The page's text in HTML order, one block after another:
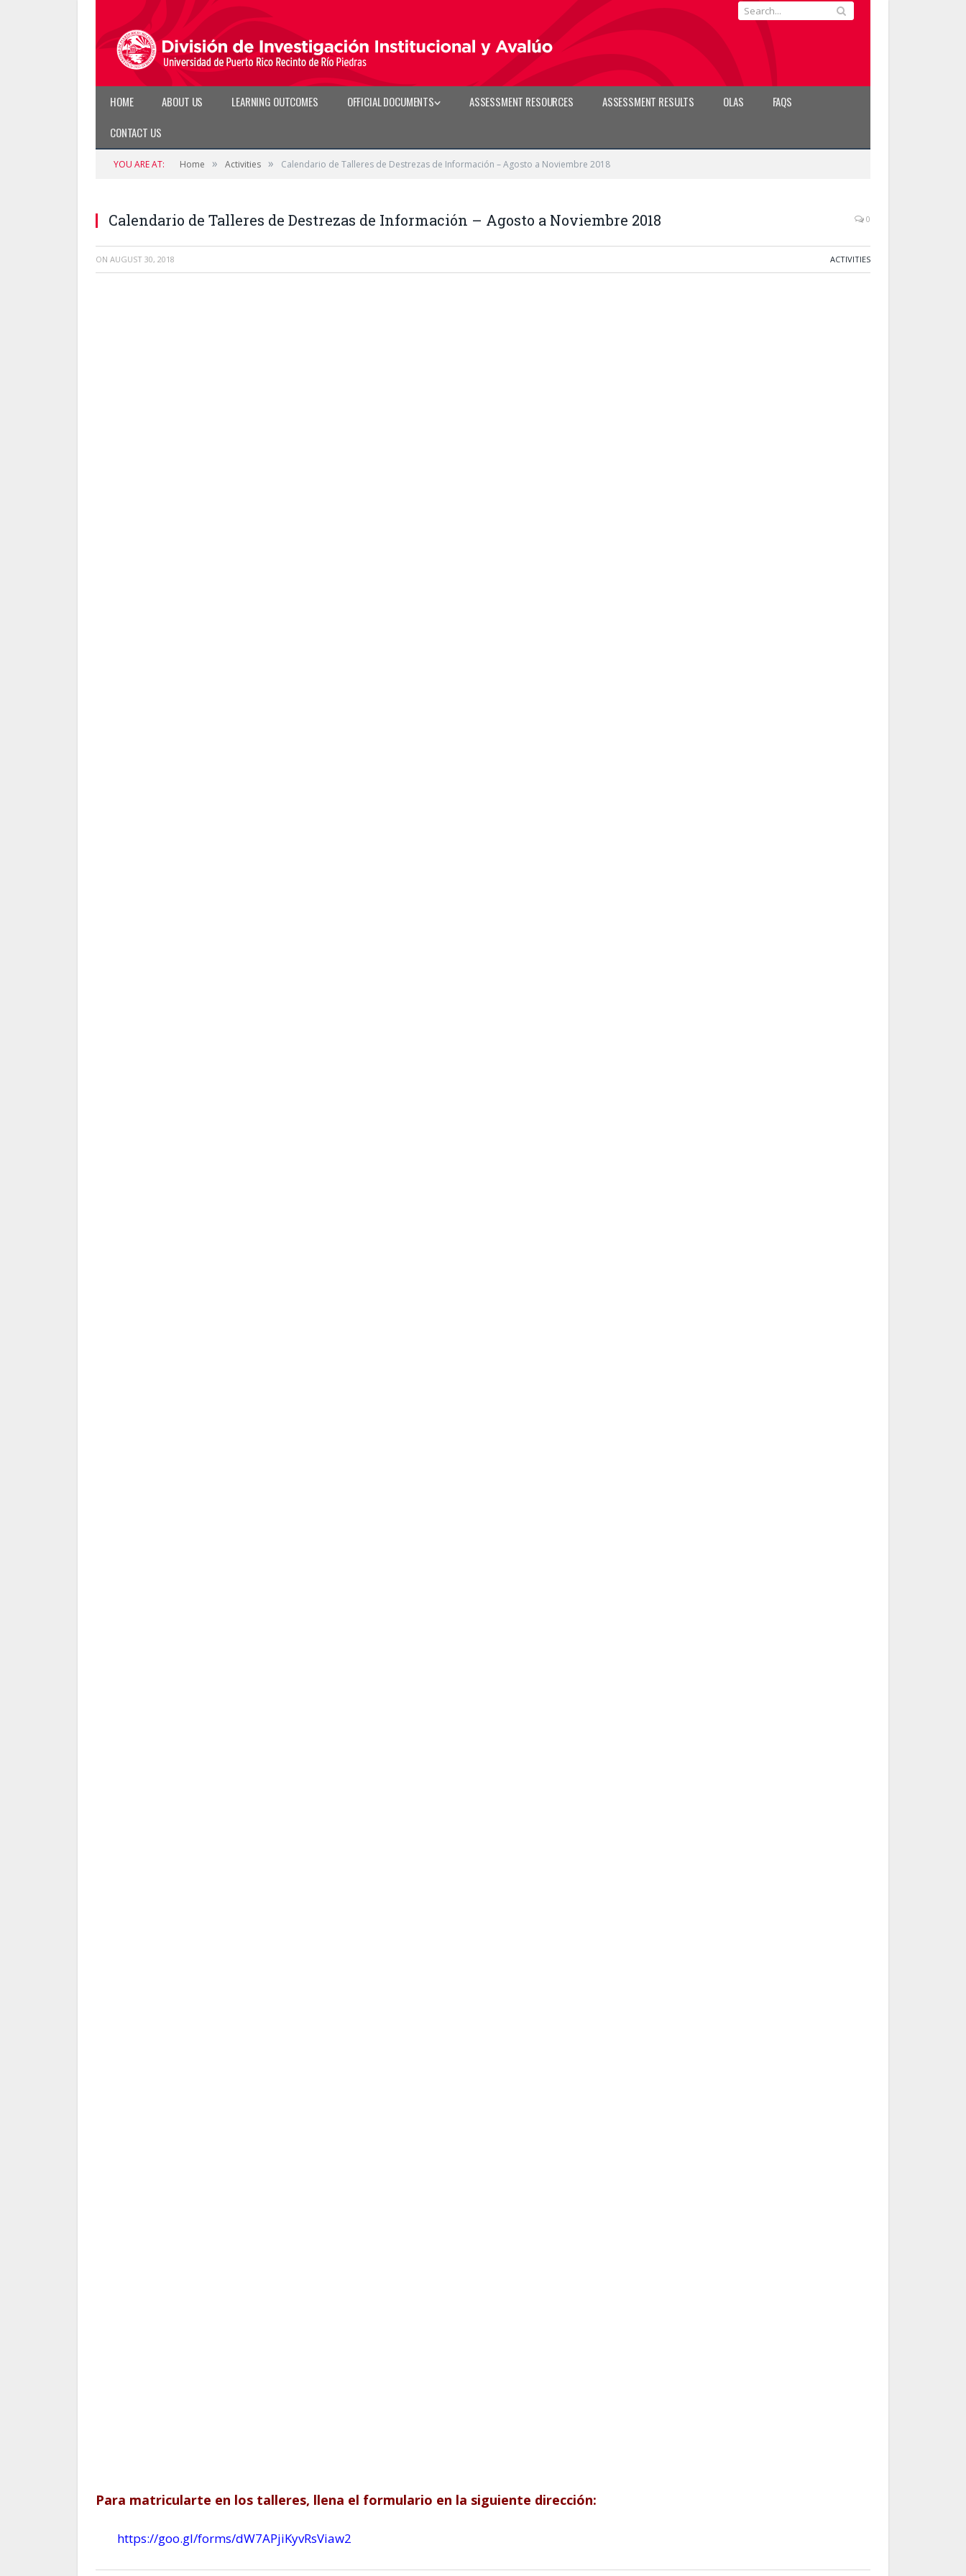
HOME ABOUT US LEARNING OUTCOMES OFFICIAL DOCUMENTS ASSESSMENT RESOURCES ASSESSMENT RESULTS OLAS
FAQS
CONTACT US
YOU ARE AT: Home » Activities » Calendario de Talleres de Destrezas de Información – Agosto a Noviembre 2018
Calendario de Talleres de Destrezas de Información – Agosto a Noviembre 2018 0
ON AUGUST 30, 2018 ACTIVITIES
Para matricularte en los talleres, llena el formulario en la siguiente dirección:
https://goo.gl/forms/dW7APjiKyvRsViaw2